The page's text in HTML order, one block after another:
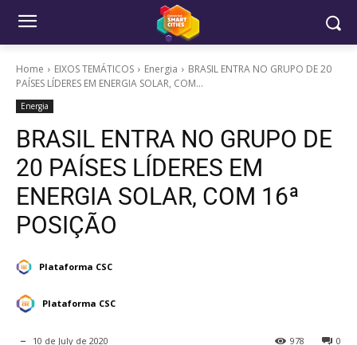
Home EIXOS TEMÁTICOS Energia
BRASIL ENTRA NO GRUPO DE 20
PAÍSES LÍDERES EM ENERGIA SOLAR, COM...
Energia
BRASIL ENTRA NO GRUPO DE
20 PAÍSES LÍDERES EM
ENERGIA SOLAR, COM 16ª
POSIÇÃO
Plataforma CSC
Plataforma CSC
10 de July de 2020 0
978